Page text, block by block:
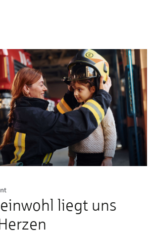
liegt uns